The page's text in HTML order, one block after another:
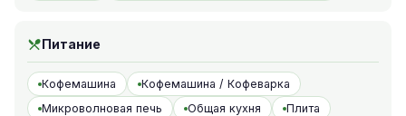
Питание
Кофемашина
Кофемашина / Кофеварка
Микроволновая печь
Общая кухня
Плита